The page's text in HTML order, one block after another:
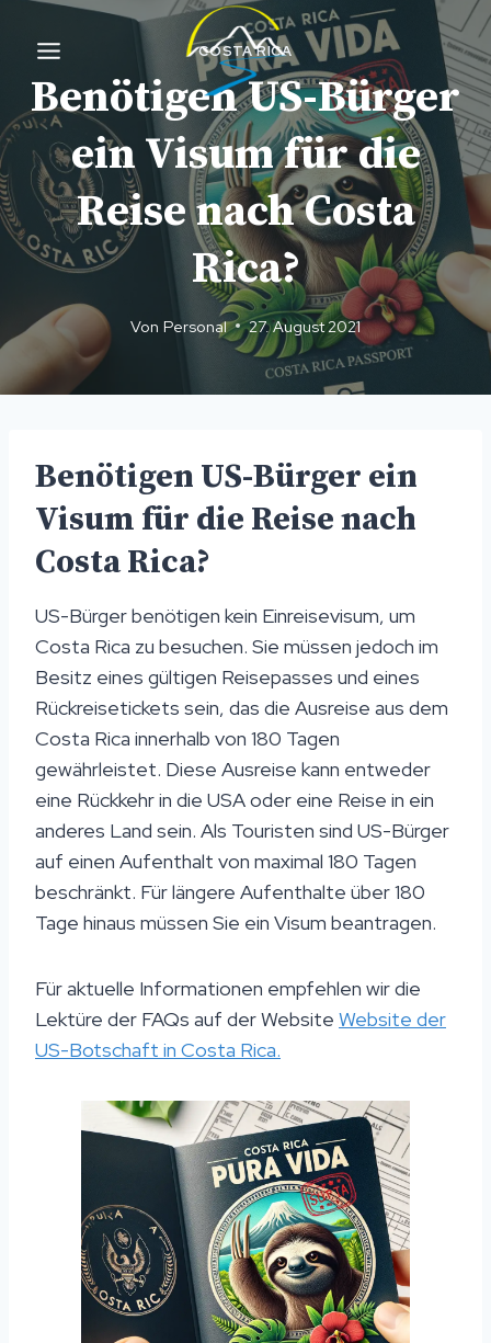
Inhalt
COSTA RICA
Benötigen US-Bürger
ein Visum für die
Reise nach Costa
Rica?
Von Personal 27. August 2021
Benötigen US-Bürger ein
Visum für die Reise nach
Costa Rica?
US-Bürger benötigen kein Einreisevisum, um
Costa Rica zu besuchen. Sie müssen jedoch im
Besitz eines gültigen Reisepasses und eines
Rückreisetickets sein, das die Ausreise aus dem
Costa Rica innerhalb von 180 Tagen
gewährleistet. Diese Ausreise kann entweder
eine Rückkehr in die USA oder eine Reise in ein
anderes Land sein. Als Touristen sind US-Bürger
auf einen Aufenthalt von maximal 180 Tagen
beschränkt. Für längere Aufenthalte über 180
Tage hinaus müssen Sie ein Visum beantragen.
Für aktuelle Informationen empfehlen wir die
Lektüre der FAQs auf der Website Website der
US-Botschaft in Costa Rica.